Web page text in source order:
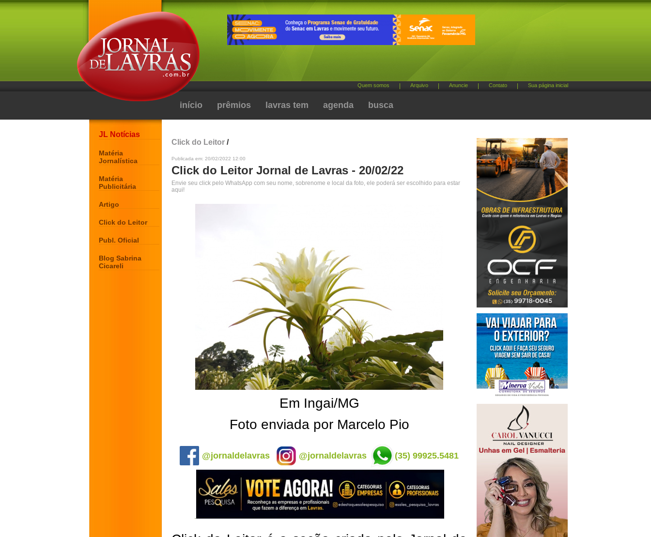
Quem somos Arquivo Anuncie Contato Sua página inicial
início prêmios lavras tem agenda busca
JL Notícias
Matéria
Jornalística
Matéria
Publicitária
Artigo
Click do Leitor
Publ. Oficial
Blog Sabrina
Cicareli
Click do Leitor /
Publicada em: 20/02/2022 12:00
Click do Leitor Jornal de Lavras - 20/02/22
Envie seu click pelo WhatsApp com seu nome, sobrenome e local da foto, ele poderá ser escolhido para estar
aqui!
Em Ingai/MG
Foto enviada por Marcelo Pio
@jornaldelavras @jornaldelavras (35) 99925.5481